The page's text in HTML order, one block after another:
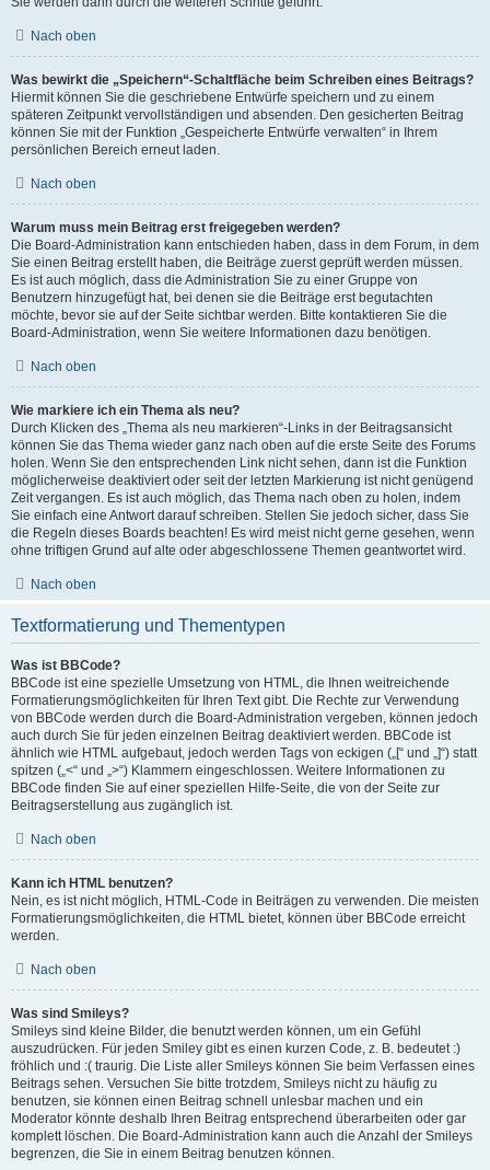
Nach oben
Was bewirkt die „Speichern“-Schaltfläche beim Schreiben eines Beitrags?
Hiermit können Sie die geschriebene Entwürfe speichern und zu einem
späteren Zeitpunkt vervollständigen und absenden. Den gesicherten Beitrag
können Sie mit der Funktion „Gespeicherte Entwürfe verwalten“ in Ihrem
persönlichen Bereich erneut laden.
Nach oben
Warum muss mein Beitrag erst freigegeben werden?
Die Board-Administration kann entschieden haben, dass in dem Forum, in dem
Sie einen Beitrag erstellt haben, die Beiträge zuerst geprüft werden müssen.
Es ist auch möglich, dass die Administration Sie zu einer Gruppe von
Benutzern hinzugefügt hat, bei denen sie die Beiträge erst begutachten
möchte, bevor sie auf der Seite sichtbar werden. Bitte kontaktieren Sie die
Board-Administration, wenn Sie weitere Informationen dazu benötigen.
Nach oben
Wie markiere ich ein Thema als neu?
Durch Klicken des „Thema als neu markieren“-Links in der Beitragsansicht
können Sie das Thema wieder ganz nach oben auf die erste Seite des Forums
holen. Wenn Sie den entsprechenden Link nicht sehen, dann ist die Funktion
möglicherweise deaktiviert oder seit der letzten Markierung ist nicht genügend
Zeit vergangen. Es ist auch möglich, das Thema nach oben zu holen, indem
Sie einfach eine Antwort darauf schreiben. Stellen Sie jedoch sicher, dass Sie
die Regeln dieses Boards beachten! Es wird meist nicht gerne gesehen, wenn
ohne triftigen Grund auf alte oder abgeschlossene Themen geantwortet wird.
Nach oben
Textformatierung und Thementypen
Was ist BBCode?
BBCode ist eine spezielle Umsetzung von HTML, die Ihnen weitreichende
Formatierungsmöglichkeiten für Ihren Text gibt. Die Rechte zur Verwendung
von BBCode werden durch die Board-Administration vergeben, können jedoch
auch durch Sie für jeden einzelnen Beitrag deaktiviert werden. BBCode ist
ähnlich wie HTML aufgebaut, jedoch werden Tags von eckigen („[“ und „]“) statt
spitzen („<“ und „>“) Klammern eingeschlossen. Weitere Informationen zu
BBCode finden Sie auf einer speziellen Hilfe-Seite, die von der Seite zur
Beitragserstellung aus zugänglich ist.
Nach oben
Kann ich HTML benutzen?
Nein, es ist nicht möglich, HTML-Code in Beiträgen zu verwenden. Die meisten
Formatierungsmöglichkeiten, die HTML bietet, können über BBCode erreicht
werden.
Nach oben
Was sind Smileys?
Smileys sind kleine Bilder, die benutzt werden können, um ein Gefühl
auszudrücken. Für jeden Smiley gibt es einen kurzen Code, z. B. bedeutet :)
fröhlich und :( traurig. Die Liste aller Smileys können Sie beim Verfassen eines
Beitrags sehen. Versuchen Sie bitte trotzdem, Smileys nicht zu häufig zu
benutzen, sie können einen Beitrag schnell unlesbar machen und ein
Moderator könnte deshalb Ihren Beitrag entsprechend überarbeiten oder gar
komplett löschen. Die Board-Administration kann auch die Anzahl der Smileys
begrenzen, die Sie in einem Beitrag benutzen können.